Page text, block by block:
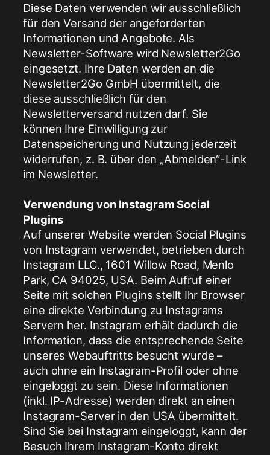
Diese Daten verwenden wir ausschließlich
für den Versand der angeforderten
Informationen und Angebote. Als
Newsletter-Software wird Newsletter2Go
eingesetzt. Ihre Daten werden an die
Newsletter2Go GmbH übermittelt, die
diese ausschließlich für den
Newsletterversand nutzen darf. Sie
können Ihre Einwilligung zur
Datenspeicherung und Nutzung jederzeit
widerrufen, z. B. über den „Abmelden“-Link
im Newsletter.
Verwendung von Instagram Social
Plugins
Auf unserer Website werden Social Plugins
von Instagram verwendet, betrieben durch
Instagram LLC., 1601 Willow Road, Menlo
Park, CA 94025, USA. Beim Aufruf einer
Seite mit solchen Plugins stellt Ihr Browser
eine direkte Verbindung zu Instagrams
Servern her. Instagram erhält dadurch die
Information, dass die entsprechende Seite
unseres Webauftritts besucht wurde –
auch ohne ein Instagram-Profil oder ohne
eingeloggt zu sein. Diese Informationen
(inkl. IP-Adresse) werden direkt an einen
Instagram-Server in den USA übermittelt.
Sind Sie bei Instagram eingeloggt, kann der
Besuch Ihrem Instagram-Konto direkt